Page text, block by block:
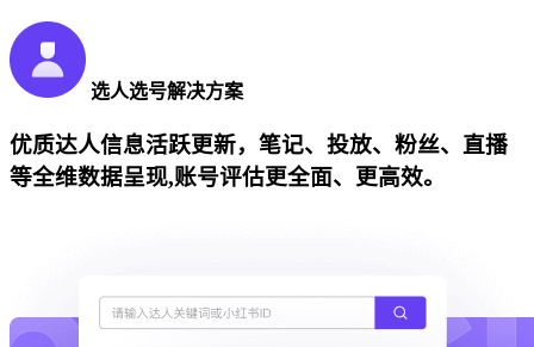
选人选号解决方案
优质达人信息活跃更新，笔记、投放、粉丝、直播
等全维数据呈现,账号评估更全面、更高效。